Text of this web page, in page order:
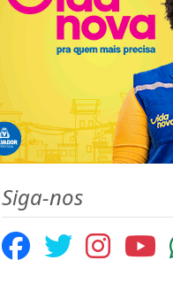
Siga-nos